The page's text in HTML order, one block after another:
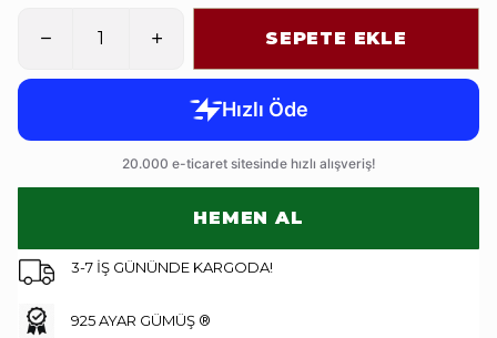
SEPETE EKLE
HEMEN AL
3-7 İŞ GÜNÜNDE KARGODA!
925 AYAR GÜMÜŞ ®